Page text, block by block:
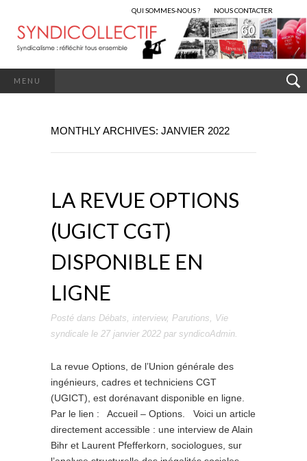
QUI SOMMES-NOUS ? NOUS CONTACTER
MENU
MONTHLY ARCHIVES: JANVIER 2022
LA REVUE OPTIONS
(UGICT CGT)
DISPONIBLE EN
LIGNE
Posté dans Débats, interview, Parutions, Vie
syndicale le 27 janvier 2022 par syndicoAdmin.
La revue Options, de l’Union générale des
ingénieurs, cadres et techniciens CGT
(UGICT), est dorénavant disponible en ligne.
Par le lien : Accueil – Options. Voici un article
directement accessible : une interview de Alain
Bihr et Laurent Pfefferkorn, sociologues, sur